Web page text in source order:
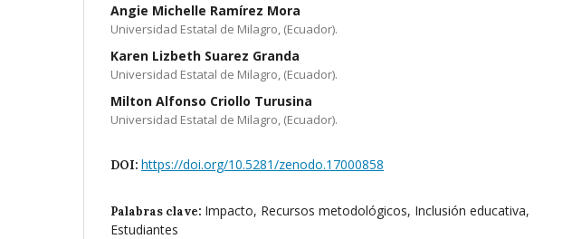
Angie Michelle Ramírez Mora
Universidad Estatal de Milagro, (Ecuador).
Karen Lizbeth Suarez Granda
Universidad Estatal de Milagro, (Ecuador).
Milton Alfonso Criollo Turusina
Universidad Estatal de Milagro, (Ecuador).
DOI: https://doi.org/10.5281/zenodo.17000858
Palabras clave: Impacto, Recursos metodológicos, Inclusión educativa,
Estudiantes